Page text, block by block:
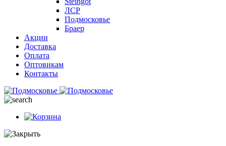
ЛСР
Подмосковье
Браер
Акции
Доставка
Оплата
Оптовикам
Контакты